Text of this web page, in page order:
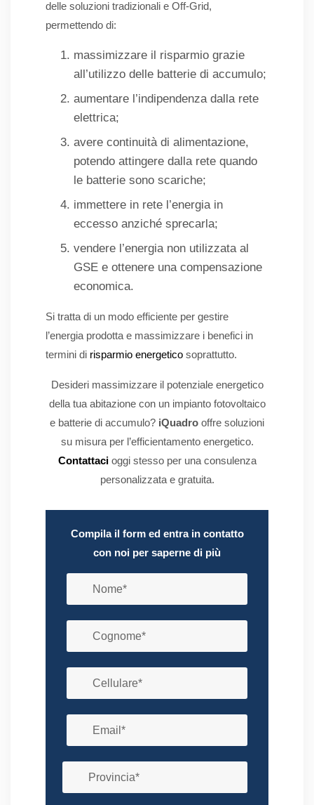
delle soluzioni tradizionali e Off-Grid,
permettendo di:
massimizzare il risparmio grazie
all’utilizzo delle batterie di accumulo;
aumentare l’indipendenza dalla rete
elettrica;
avere continuità di alimentazione,
potendo attingere dalla rete quando
le batterie sono scariche;
immettere in rete l’energia in
eccesso anziché sprecarla;
vendere l’energia non utilizzata al
GSE e ottenere una compensazione
economica.
Si tratta di un modo efficiente per gestire
l’energia prodotta e massimizzare i benefici in
termini di risparmio energetico soprattutto.
Desideri massimizzare il potenziale energetico
della tua abitazione con un impianto fotovoltaico
e batterie di accumulo? iQuadro offre soluzioni
su misura per l’efficientamento energetico.
Contattaci oggi stesso per una consulenza
personalizzata e gratuita.
Compila il form ed entra in contatto
con noi per saperne di più